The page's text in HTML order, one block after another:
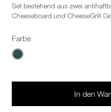
Set bestehend aus zwei
Cheeseboard und CheeseGrill
Farbe
Wähle eine Farbe
In den